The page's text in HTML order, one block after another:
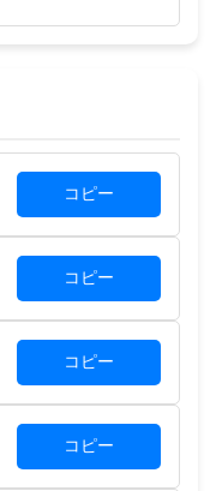
コピー
コピー
コピー
コピー